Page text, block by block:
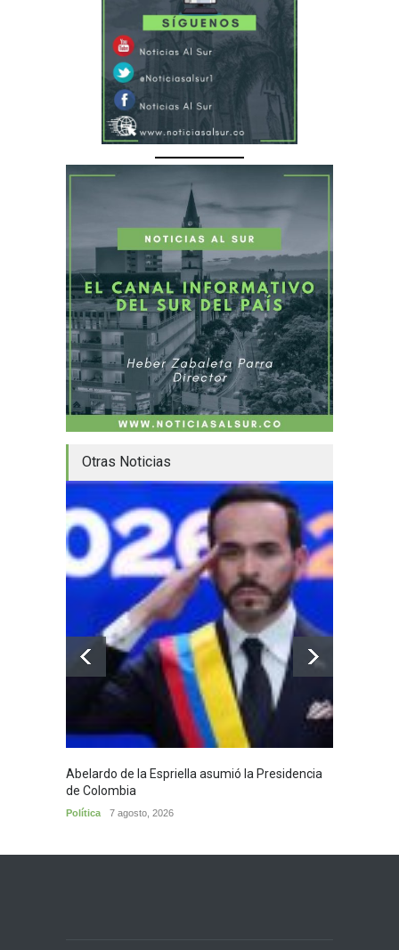
Otras Noticias
Abelardo de la Espriella asumió la Presidencia
de Colombia
Política 7 agosto, 2026